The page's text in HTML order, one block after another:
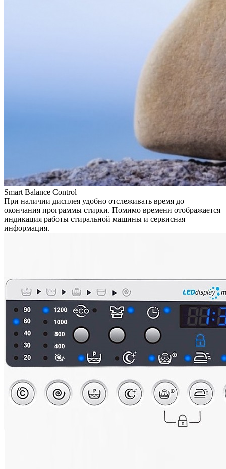
Smart Balance Control
При наличии дисплея удобно отслеживать время до
окончания программы стирки. Помимо времени отображается
индикация работы стиральной машины и сервисная
информация.